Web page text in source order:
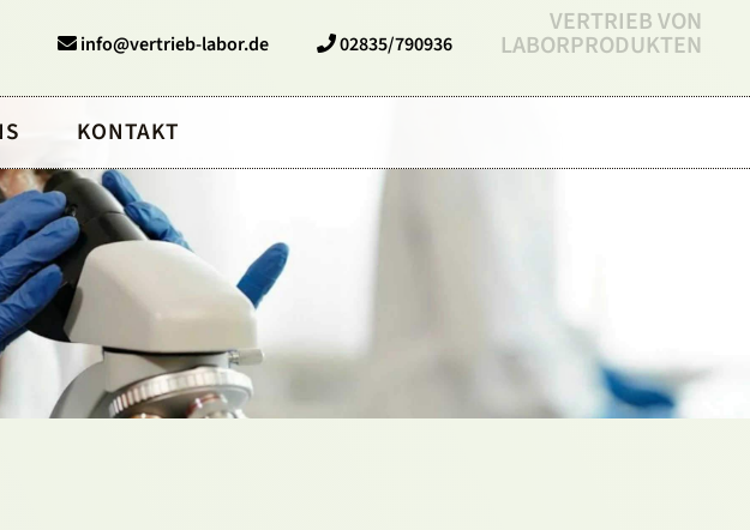
VERTRIEB VON
LABORPRODUKTEN
info@vertrieb-labor.de 02835/790936
KONTAKT